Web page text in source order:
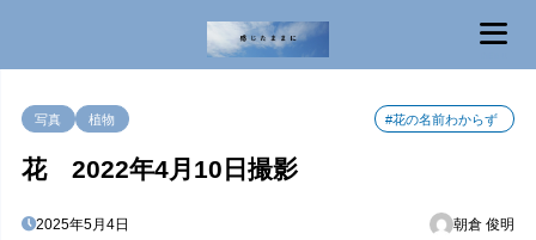
写真 植物 #花の名前わからず
花 2022年4月10日撮影
2025年5月4日 朝倉 俊明